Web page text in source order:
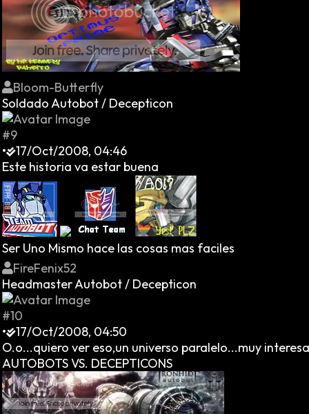
Bloom-Butterfly
Soldado Autobot / Decepticon
#9
•
17/Oct/2008, 04:46
Este historia va estar buena
Ser Uno Mismo hace las cosas mas faciles
FireFenix52
Headmaster Autobot / Decepticon
#10
•
17/Oct/2008, 04:50
O.o...quiero ver eso,un universo paralelo...muy
AUTOBOTS VS. DECEPTICONS